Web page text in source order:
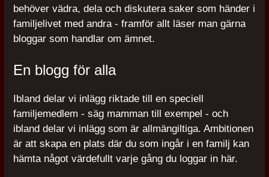
behöver vädra, dela och diskutera saker som händer i
familjelivet med andra - framför allt läser man gärna
bloggar som handlar om ämnet.
En blogg för alla
Ibland delar vi inlägg riktade till en speciell
familjemedlem - säg mamman till exempel - och
ibland delar vi inlägg som är allmängiltiga. Ambitionen
är att skapa en plats där du som ingår i en familj kan
hämta något värdefullt varje gång du loggar in här.